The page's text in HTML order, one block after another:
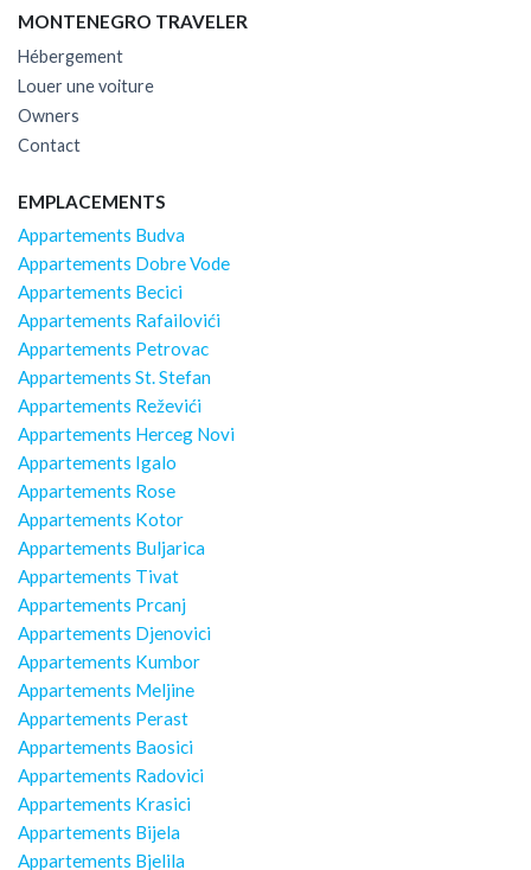
MONTENEGRO TRAVELER
Hébergement
Louer une voiture
Owners
Contact
EMPLACEMENTS
Appartements Budva
Appartements Dobre Vode
Appartements Becici
Appartements Rafailovići
Appartements Petrovac
Appartements St. Stefan
Appartements Reževići
Appartements Herceg Novi
Appartements Igalo
Appartements Rose
Appartements Kotor
Appartements Buljarica
Appartements Tivat
Appartements Prcanj
Appartements Djenovici
Appartements Kumbor
Appartements Meljine
Appartements Perast
Appartements Baosici
Appartements Radovici
Appartements Krasici
Appartements Bijela
Appartements Bjelila